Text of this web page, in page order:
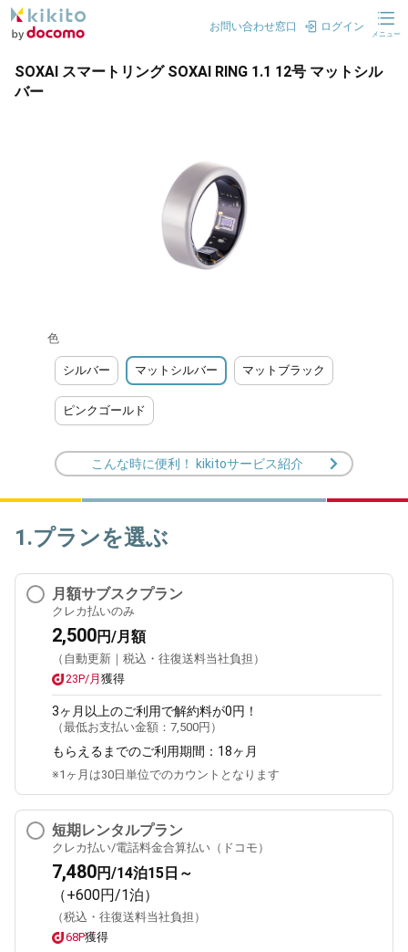
お問い合わせ窓口 ログイン
メニュー
SOXAI スマートリング SOXAI RING 1.1 12号 マットシル
バー
色
シルバー マットシルバー マットブラック
ピンクゴールド
こんな時に便利！ kikitoサービス紹介
1.プランを選ぶ
月額サブスクプラン
クレカ払いのみ
2,500円/月額
（自動更新｜税込・往復送料当社負担）
23P/月 獲得
3ヶ月 以上のご利用で解約料が0円！
（最低お支払い金額： 7,500円 ）
もらえるまでのご利用期間： 18ヶ月
※1ヶ月は30日単位でのカウントとなります
短期レンタルプラン
クレカ払い/電話料金合算払い（ドコモ）
7,480円/14泊15日～
（+600円/1泊）
（税込・往復送料当社負担）
68P獲得